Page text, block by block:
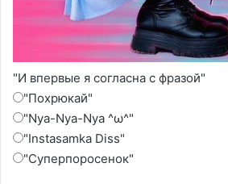
"И впервые я согласна с фразой"
"Похрюкай"
"Nya-Nya-Nya ^ω^"
"Instasamka Diss"
"Суперпоросенок"